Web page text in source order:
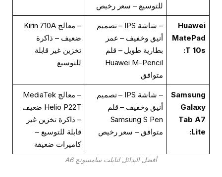
للتوسيع – سعر رخيص
Huawei
MatePad
T 10s:
– شاشة IPS – تصميم
أنيق وخفيف – عمر
بطارية طويل – قلم
Huawei M-Pencil
متوافق
– معالج Kirin 710A
ضعيف – ذاكرة
تخزين غير قابلة
للتوسيع
Samsung
Galaxy
Tab A7
Lite:
– شاشة IPS – تصميم
أنيق وخفيف – قلم
Samsung S Pen
متوافق – سعر رخيص
– معالج MediaTek
Helio P22T ضعيف
– ذاكرة تخزين غير
قابلة للتوسيع –
كاميرات ضعيفة
أفضل البدائل لتابلت سامسونج A6